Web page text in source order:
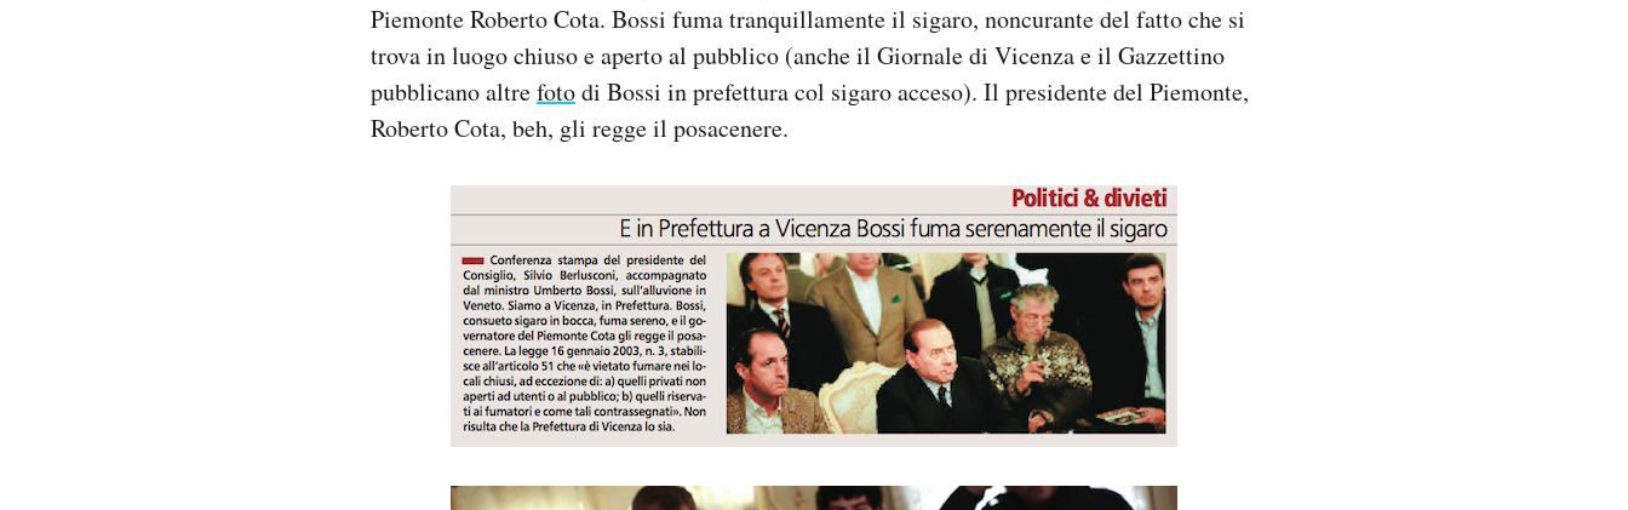
Piemonte Roberto Cota. Bossi fuma tranquillamente il sigaro, noncurante del fatto che si
trova in luogo chiuso e aperto al pubblico (anche il Giornale di Vicenza e il Gazzettino
pubblicano altrefotodi Bossi in prefettura col sigaro acceso). Il presidente del Piemonte,
Roberto Cota, beh, gli regge il posacenere.